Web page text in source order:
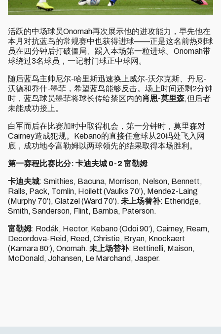
活跃的中场球员Onomah再次展示他的进攻能力，早先他在
本月对抗蓝鸟的常规赛中也获得进球——正是这名前热刺球
员在四分钟后打破僵局、踢入本场第一粒进球。Onomah带
球绕过3名球员，一记射门球正中球网。
随后蓝鸟主帅尼尔-哈里斯迅速换上威尔-沃尔克斯、丹尼-
沃德和乔什-墨菲，希望蓝鸟能够反击。场上时间还剩2分钟
时，蓝鸟球员墨菲将球长传给禁区内的肖恩-莫里森,但后者
未能成功接上。
白军而后在比赛加时中取得机会，第一分钟时，莫里森对
Cairney造成犯规。Kebano的直接任意球从20码处飞入网
底，成功地令富勒姆以两球领先的结果取得本场胜利。
第一赛程比赛比分: 卡迪夫城 0-2 富勒姆
卡迪夫城: Smithies, Bacuna, Morrison, Nelson, Bennett,
Ralls, Pack, Tomlin, Hoilett (Vaulks 70’), Mendez-Laing
(Murphy 70’), Glatzel (Ward 70’). 未上场替补: Etheridge,
Smith, Sanderson, Flint, Bamba, Paterson.
富勒姆: Rodák, Hector, Kebano (Odoi 90’), Cairney, Ream,
Decordova-Reid, Reed, Christie, Bryan, Knockaert
(Kamara 80’), Onomah. 未上场替补: Bettinelli, Maison,
McDonald, Johansen, Le Marchand, Jasper.